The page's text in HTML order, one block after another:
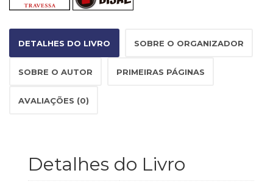
Públicas
Empresarial
(31)
Religião,
Filosofia
categoria
(0)
DETALHES DO LIVRO SOBRE O ORGANIZADOR
SOBRE O AUTOR PRIMEIRAS PÁGINAS
AVALIAÇÕES (0)
Detalhes do Livro